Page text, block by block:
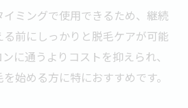
ミングで使用できるため、継続
る前にしっかりと脱毛ケアが可能
に通うよりコストを抑えられ、
始める方に特におすすめです。